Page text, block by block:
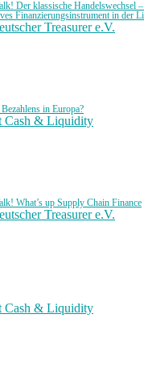
Der klassische Handelswechsel
Finanzierungsinstrument in der
Treasurer e.V.
in Europa?
Cash & Liquidity
What’s up Supply Chain Finance
Treasurer e.V.
Cash & Liquidity